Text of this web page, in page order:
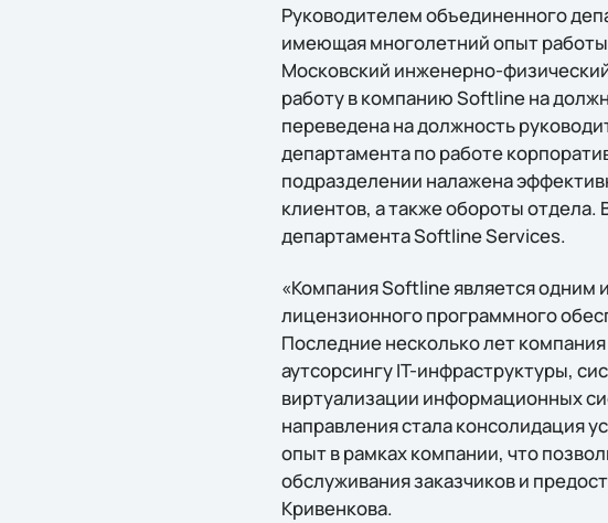
Руководителем объединенного
имеющая многолетний опыт
Московский инженерно-
работу в компанию Softline на
переведена на должность
департамента по работе
подразделении налажена
клиентов, а также обороты отдела.
департамента Softline Services.
«Компания Softline является одним
лицензионного программного
Последние несколько лет
аутсорсингу IT-инфраструктуры,
виртуализации информационных
направления стала консолидация
опыт в рамках компании, что
обслуживания заказчиков и
Кривенкова.